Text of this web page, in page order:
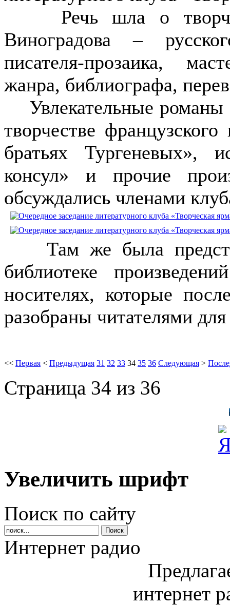
Речь шла о
Виноградова –
писателя-прозаика,
жанра, библиографа,
Увлекательные романы
творчестве
братьях Тургеневых»,
консул» и прочие
обсуждались членами
Там же была
библиотеке
носителях, которые
разобраны читателями
<< Первая < Предыдущая 31 32 33 34 35 36 Следующая >
Страница 34 из 36
Увеличить шрифт
Поиск по сайту
Интернет радио
интернет